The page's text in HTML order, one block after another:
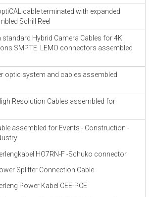
cable terminated with expanded
Schill Reel
standard Hybrid Camera Cables for 4K
SMPTE. LEMO connectors assembled
optic system and cables assembled
Resolution Cables assembled for
assembled for Events - Construction -
HO7RN-F -Schuko connector
Splitter Connection Cable
Power Kabel CEE-PCE